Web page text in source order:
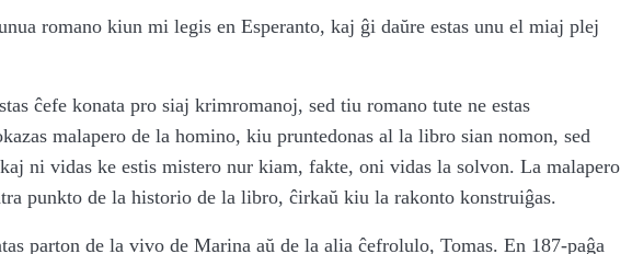
romano kiun mi legis en Esperanto, kaj ĝi daŭre estas unu el miaj plej
ĉefe konata pro siaj krimromanoj, sed tiu romano tute ne estas
malapero de la homino, kiu pruntedonas al la libro sian nomon, sed
ni vidas ke estis mistero nur kiam, fakte, oni vidas la solvon. La malapero
punkto de la historio de la libro, ĉirkaŭ kiu la rakonto konstruiĝas.
parton de la vivo de Marina aŭ de la alia ĉefrolulo, Tomas. En 187-paĝa